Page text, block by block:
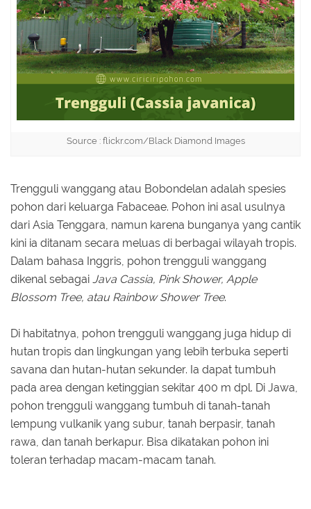
Source : flickr.com/Black Diamond Images
Trengguli wanggang atau Bobondelan adalah spesies
pohon dari keluarga Fabaceae. Pohon ini asal usulnya
dari Asia Tenggara, namun karena bunganya yang cantik
kini ia ditanam secara meluas di berbagai wilayah tropis.
Dalam bahasa Inggris, pohon trengguli wanggang
dikenal sebagai Java Cassia, Pink Shower, Apple
Blossom Tree, atau Rainbow Shower Tree.
Di habitatnya, pohon trengguli wanggang juga hidup di
hutan tropis dan lingkungan yang lebih terbuka seperti
savana dan hutan-hutan sekunder. Ia dapat tumbuh
pada area dengan ketinggian sekitar 400 m dpl. Di Jawa,
pohon trengguli wanggang tumbuh di tanah-tanah
lempung vulkanik yang subur, tanah berpasir, tanah
rawa, dan tanah berkapur. Bisa dikatakan pohon ini
toleran terhadap macam-macam tanah.